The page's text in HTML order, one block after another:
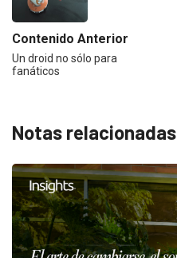
Contenido Anterior
Un droid no sólo para
fanáticos
Notas relacionadas